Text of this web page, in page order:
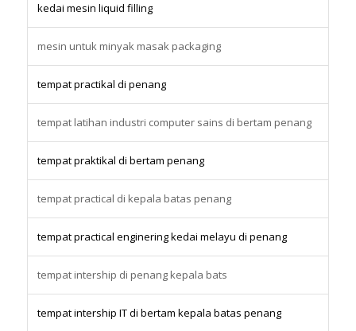
kedai mesin liquid filling
mesin untuk minyak masak packaging
tempat practikal di penang
tempat latihan industri computer sains di bertam penang
tempat praktikal di bertam penang
tempat practical di kepala batas penang
tempat practical enginering kedai melayu di penang
tempat intership di penang kepala bats
tempat intership IT di bertam kepala batas penang